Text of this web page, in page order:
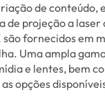
de conteúdo,
de projeção a
fornecidos em
Uma ampla
e lentes, bem
opções